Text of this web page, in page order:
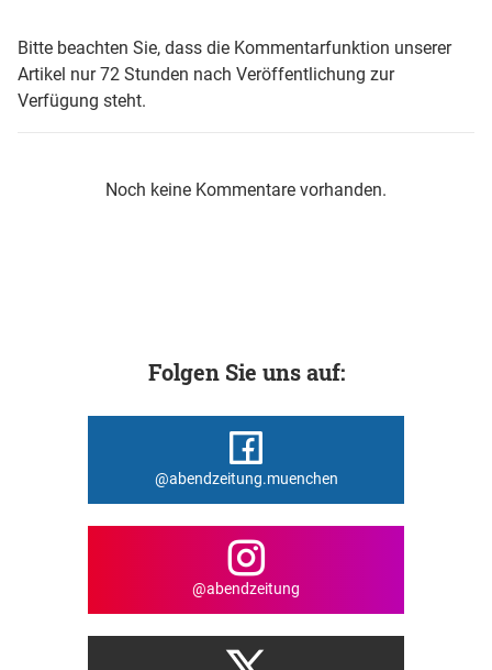
Bitte beachten Sie, dass die Kommentarfunktion unserer
Artikel nur 72 Stunden nach Veröffentlichung zur
Verfügung steht.
Noch keine Kommentare vorhanden.
Folgen Sie uns auf:
@abendzeitung.muenchen
@abendzeitung